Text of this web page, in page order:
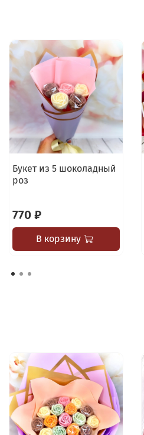
Букет из 5 шоколадный
роз
770 ₽
В корзину